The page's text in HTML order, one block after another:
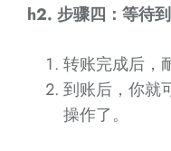
h2. 步骤四：等待
转账完成后，
到账后，你就
操作了。